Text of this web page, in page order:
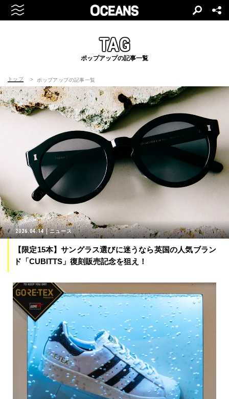
TAG
ポップアップの記事一覧
トップ ポップアップの記事一覧
2026.04.14 ニュース
【限定15本】サングラス選びに迷うなら英国の人気ブラン
ド「CUBITTS」復刻販売記念を狙え！